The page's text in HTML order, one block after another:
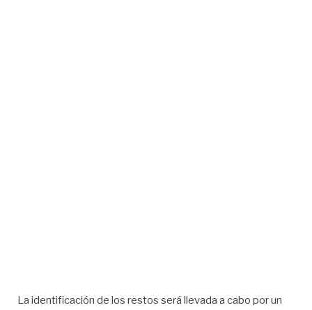
La identificación de los restos será llevada a cabo por un